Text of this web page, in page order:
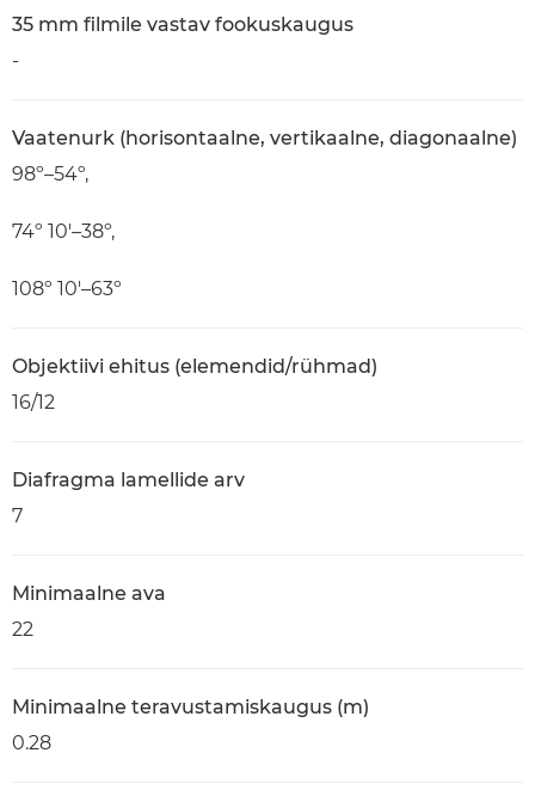
35 mm filmile vastav fookuskaugus
-
Vaatenurk (horisontaalne, vertikaalne, diagonaalne)
98º–54º,
74º 10'–38º,
108º 10'–63º
Objektiivi ehitus (elemendid/rühmad)
16/12
Diafragma lamellide arv
7
Minimaalne ava
22
Minimaalne teravustamiskaugus (m)
0.28